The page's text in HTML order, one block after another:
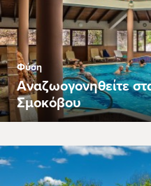
Φύση
Αναζωογονηθείτε
Σμοκόβου